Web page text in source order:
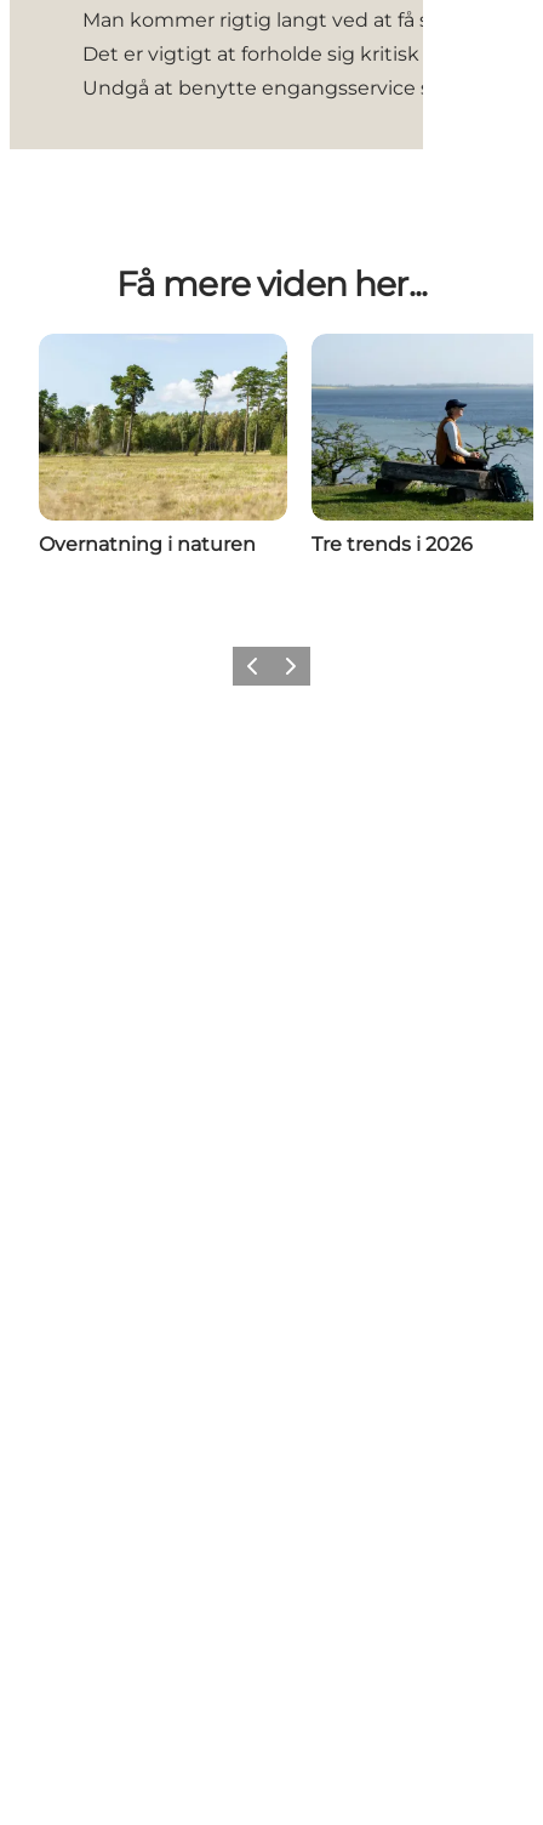
Man kommer rigtig langt ved at få styr på sine
Det er vigtigt at forholde sig kritisk til, om de
Undgå at benytte engangsservice som
Få mere viden her...
Overnatning i naturen Tre trends i 2026
ForrigeNæste